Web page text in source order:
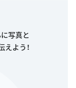
写真と
えよう！